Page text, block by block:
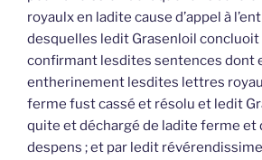
royaulx en ladite cause d’appel à
desquelles ledit Grasenloil concluoit
confirmant lesdites sentences dont
entherinement lesdites lettres
ferme fust cassé et résolu et ledit
quite et déchargé de ladite ferme et
despens ; et par ledit